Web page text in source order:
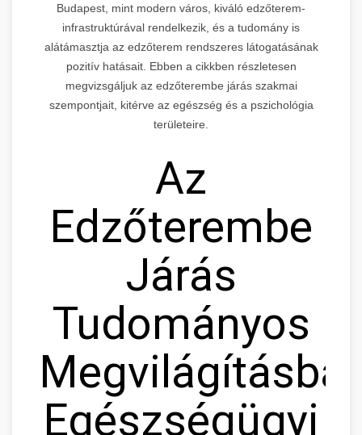
Budapest, mint modern város, kiváló edzőterem-
infrastruktúrával rendelkezik, és a tudomány is
alátámasztja az edzőterem rendszeres látogatásának
pozitív hatásait. Ebben a cikkben részletesen
megvizsgáljuk az edzőterembe járás szakmai
szempontjait, kitérve az egészség és a pszichológia
területeire.
Az
Edzőterembe
Járás
Tudományos
Egészségügyi